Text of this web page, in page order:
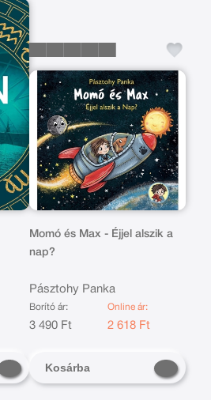
Momó és Max - Éjjel alszik a
nap?
Pásztohy Panka
Borító ár:
3 490 Ft
Online ár:
2 618 Ft
Kosárba